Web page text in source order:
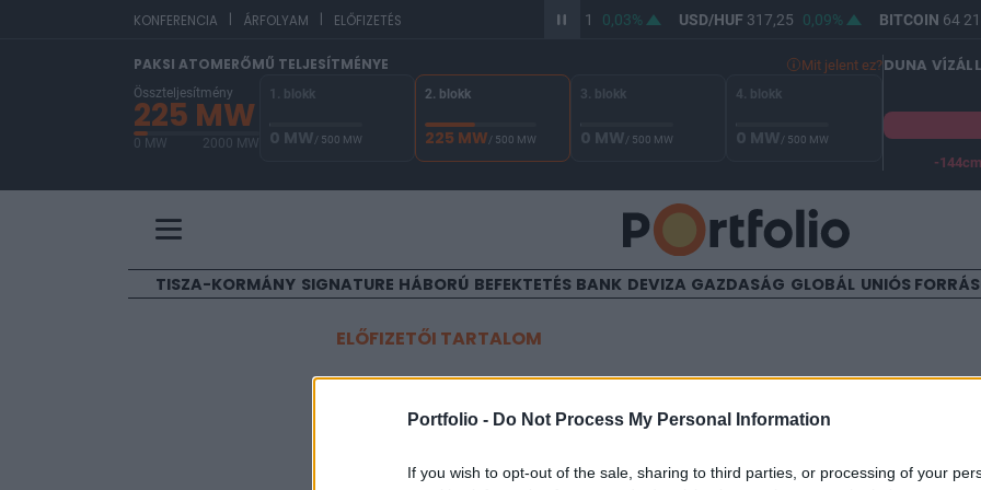
Portfolio - Do Not Process My Personal Information
If you wish to opt-out of the sale, sharing to third parties, or processing of your
KONFERENCIA | ÁRFOLYAM | ELŐFIZETÉS 365,51 0,03% USD/HUF317,25 0,09% BITCOIN64
PAKSI ATOMERŐMŰ TELJESÍTMÉNYE Mit jelent ez?
Összteljesítmény
225 MW
0 MW 2000 MW
1. blokk
0 MW/ 500 MW
2. blokk
225 MW/ 500 MW
3. blokk
0 MW/ 500 MW
4. blokk
0 MW/ 500 MW
DUNA
-144cm
TISZA-KORMÁNY SIGNATURE HÁBORÚ BEFEKTETÉS BANK DEVIZA GAZDASÁG GLOBÁL UNIÓS
ELŐFIZETŐI TARTALOM
Bajban Európa olajkirálya
2015. január 30. 09:36